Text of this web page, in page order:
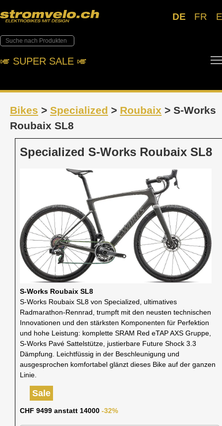
DE FR
🎺︎ SUPER SALE 🎺︎
Bikes > Specialized > Roubaix > S-Works
Roubaix SL8
Specialized S-Works Roubaix SL8
S-Works Roubaix SL8
S-Works Roubaix SL8 von Specialized, ultimatives
Radmarathon-Rennrad, trumpft mit den neusten technischen
Innovationen und den stärksten Komponenten für Perfektion
und hohe Leistung: komplette SRAM Red eTAP AXS Gruppe,
S-Works Pavé Sattelstütze, justierbare Future Shock 3.3
Dämpfung. Leichtfüssig in der Beschleunigung und
ausgesprochen komfortabel glänzt dieses Bike auf der ganzen
Linie.
Sale
CHF 9499 anstatt 14000 -32%